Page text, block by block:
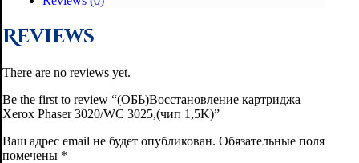
Reviews
There are no reviews yet.
Be the first to review “(ОБЬ)Восстановление картриджа
Xerox Phaser 3020/WC 3025,(чип 1,5K)”
Ваш адрес email не будет опубликован. Обязательные поля
помечены *